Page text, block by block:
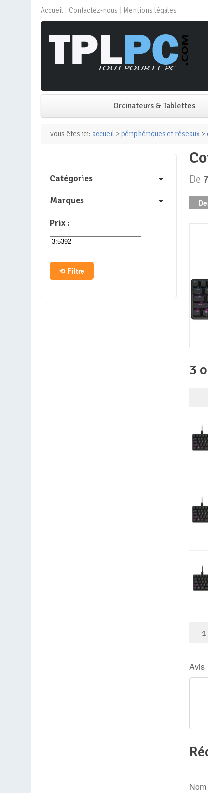
Accueil Contactez-nous Mentions légales
Ordinateurs & Tablettes
PC de bureau
Mini PC
PC Tout-en-un
Tablettes
vous êtes ici: accueil > périphériques et réseaux >
De
3
1
Avis
Nom
Catégories
Marques
Prix :
Filtre